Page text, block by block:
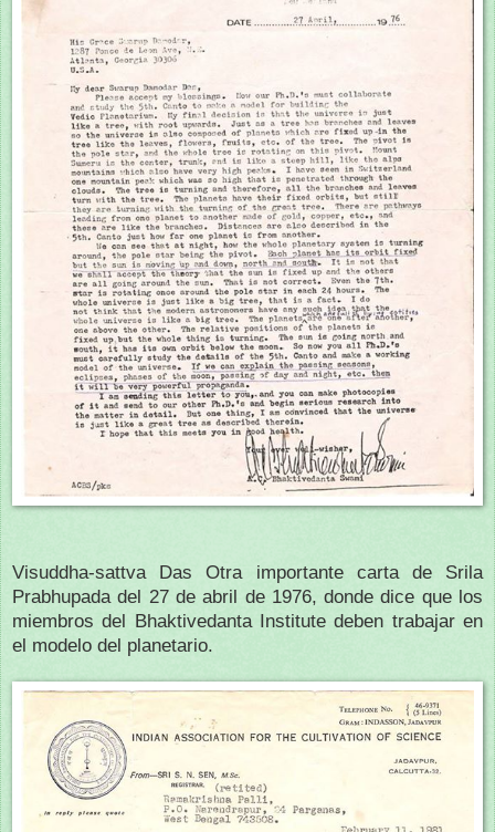
Visuddha-sattva Das Otra importante carta de Srila
Prabhupada del 27 de abril de 1976, donde dice que los
miembros del Bhaktivedanta Institute deben trabajar en
el modelo del planetario.